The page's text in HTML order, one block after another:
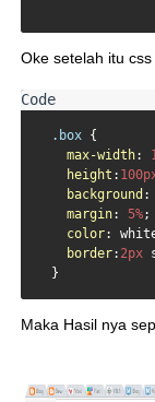
Oke setelah itu css
.box {
max-width:
height :
background :
margin: 5%;
color:
border: 2px
  }
Maka Hasil nya